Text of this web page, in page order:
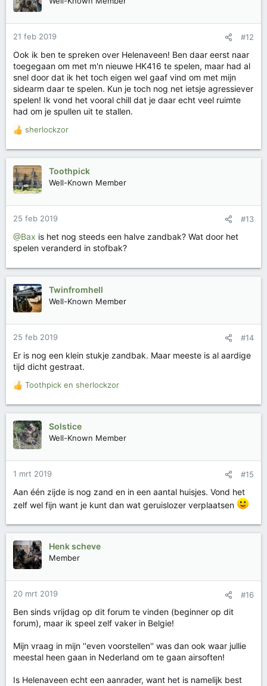
21 feb 2019 #12
Ook ik ben te spreken over Helenaveen! Ben daar eerst naar
toegegaan om met m'n nieuwe HK416 te spelen, maar had al
snel door dat ik het toch eigen wel gaaf vind om met mijn
sidearm daar te spelen. Kun je toch nog net ietsje agressiever
spelen! Ik vond het vooral chill dat je daar echt veel ruimte
had om je spullen uit te stallen.
W
r
d
e
i
n
g
e
n
sherlockzor
Toothpick
Well-Known Member
25 feb 2019 #13
@Bax is het nog steeds een halve zandbak? Wat door het
spelen veranderd in stofbak?
Twinfromhell
Well-Known Member
25 feb 2019 #14
Er is nog een klein stukje zandbak. Maar meeste is al aardige
tijd dicht gestraat.
W
r
d
e
i
n
e
n
Toothpick en sherlockzor
Solstice
Well-Known Member
1 mrt 2019 #15
Aan één zijde is nog zand en in een aantal huisjes. Vond het
zelf wel fijn want je kunt dan wat geruislozer verplaatsen
Henk scheve
Member
20 mrt 2019 #16
Ben sinds vrijdag op dit forum te vinden (beginner op dit
forum), maar ik speel zelf vaker in Belgie!
Mijn vraag in mijn ''even voorstellen'' was dan ook waar jullie
meestal heen gaan in Nederland om te gaan airsoften!
Is Helenaveen echt een aanrader, want het is namelijk best